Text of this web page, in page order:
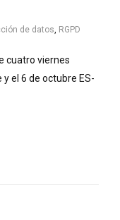
de datos, RGPD
cuatro viernes
el 6 de octubre ES-